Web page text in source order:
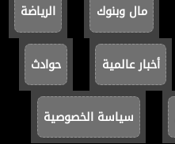
مال وبنوك الرياضة
أخبار عالمية حوادث
سياسة الخصوصية